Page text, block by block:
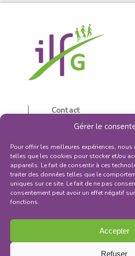
Gérer le
Pour offrir les meilleures expériences,
telles que les cookies pour stocker et/ou
appareils. Le fait de consentir à ces
traiter des données telles que le
uniques sur ce site. Le fait de ne pas
consentement peut avoir un effet négatif
fonctions.
Accepter
Refuser
Contact
5, rue d’Isly
87000 Limoges, France
05 55 32 59 16
contactilfg@orange.fr
Politique de